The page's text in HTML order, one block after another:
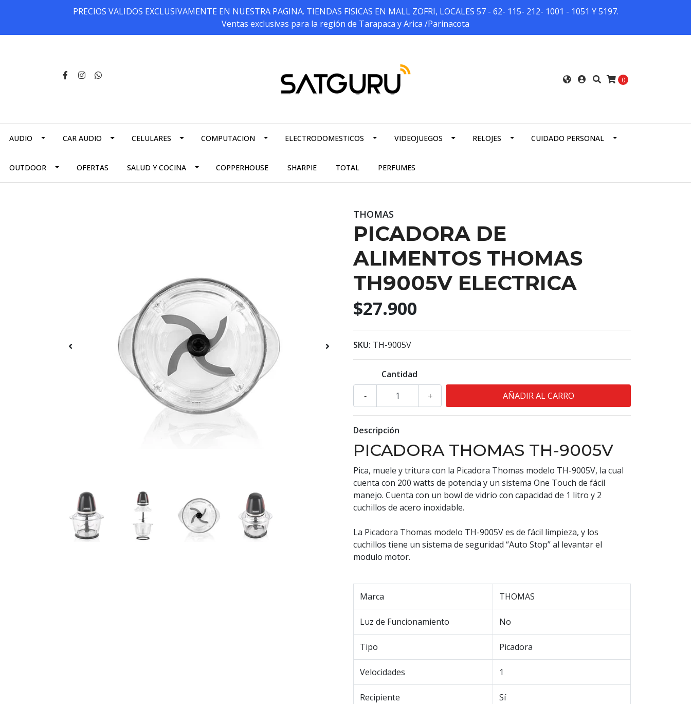
PRECIOS VALIDOS EXCLUSIVAMENTE EN NUESTRA PAGINA. TIENDAS FISICAS EN MALL ZOFRI, LOCALES 57 - 62- 115- 212- 1001 - 1051 Y 5197.
Ventas exclusivas para la región de Tarapaca y Arica /Parinacota
0
AUDIO CAR AUDIO CELULARES COMPUTACION ELECTRODOMESTICOS VIDEOJUEGOS RELOJES CUIDADO PERSONAL
OUTDOOR OFERTAS SALUD Y COCINA COPPERHOUSE SHARPIE TOTAL PERFUMES
THOMAS
PICADORA DE
ALIMENTOS THOMAS
TH9005V ELECTRICA
$27.900
SKU: TH-9005V
Cantidad
+
-
Descripción
PICADORA THOMAS TH-9005V
Pica, muele y tritura con la Picadora Thomas modelo TH-9005V, la cual
cuenta con 200 watts de potencia y un sistema One Touch de fácil
manejo. Cuenta con un bowl de vidrio con capacidad de 1 litro y 2
cuchillos de acero inoxidable.
La Picadora Thomas modelo TH-9005V es de fácil limpieza, y los
cuchillos tiene un sistema de seguridad “Auto Stop” al levantar el
modulo motor.
Marca THOMAS
Luz de Funcionamiento No
Tipo Picadora
Velocidades 1
Recipiente Sí